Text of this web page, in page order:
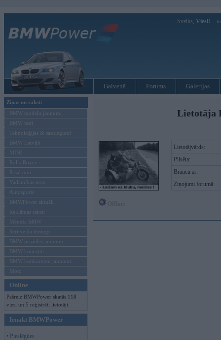
Sveiks, Viesi!
Galvenā Forums Galerijas
Ziņas un raksti
BMW modeļu jaunumi
BMW testi
Tehnoloģijas & sasniegumi
BMW Latvijā
MINI
Rolls-Royce
Pasākumi
Vadāmības tests
Autosports
BMWPower aktuāli
Reklāmas raksti
Mēneša BMW
Sērijveida tūnings
BMW pasaules jaunumi
BMW koncepti
BMW konkurentu jaunumi
Moto
Online
Pašreiz BMWPower skatās 118
viesi un 5 reģistrēti lietotāji.
Ienākt BMWPower
• Pieslēgties
Lietotāja
Lietotājvārds:
Pilsēta:
Braucu ar:
Ziņojumi forumā: